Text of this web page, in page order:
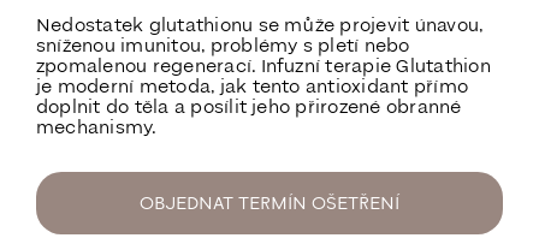
Nedostatek glutathionu se může projevit únavou,
sníženou imunitou, problémy s pletí nebo
zpomalenou regenerací. Infuzní terapie Glutathion
je moderní metoda, jak tento antioxidant přímo
doplnit do těla a posílit jeho přirozené obranné
mechanismy.
OBJEDNAT TERMÍN OŠETŘENÍ